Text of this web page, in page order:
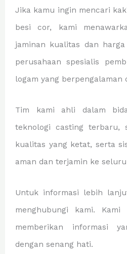
Jika kamu ingin mencari
besi cor, kami
jaminan kualitas dan
perusahaan spesialis
logam yang berpengalaman
Tim kami ahli dalam
teknologi casting terbaru,
kualitas yang ketat, serta
aman dan terjamin ke
Untuk informasi lebih
menghubungi kami.
memberikan informasi
dengan senang hati.